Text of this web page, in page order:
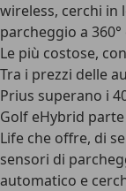
wireless, cerchi in
parcheggio a
Le più costose,
Tra i prezzi delle
Prius superano i
Golf eHybrid
Life che offre, di
sensori di
automatico e